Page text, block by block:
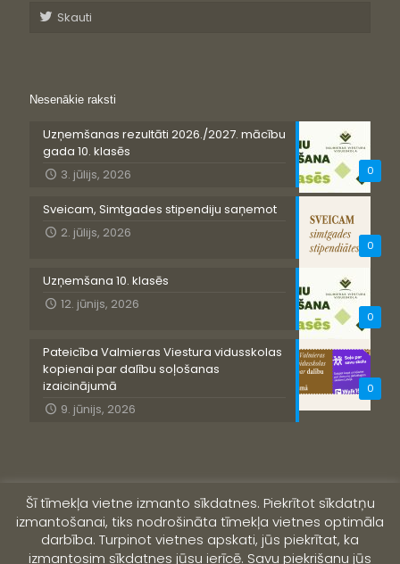
Skauti
Nesenākie raksti
0
Uzņemšanas rezultāti 2026./2027. mācību
gada 10. klasēs
3. jūlijs, 2026
0
Sveicam, Simtgades stipendiju saņemot
2. jūlijs, 2026
0
Uzņemšana 10. klasēs
12. jūnijs, 2026
0
Pateicība Valmieras Viestura vidusskolas
kopienai par dalību soļošanas
izaicinājumā
9. jūnijs, 2026
Šī tīmekļa vietne izmanto sīkdatnes. Piekrītot sīkdatņu
izmantošanai, tiks nodrošināta tīmekļa vietnes optimāla
darbība. Turpinot vietnes apskati, jūs piekrītat, ka
izmantosim sīkdatnes jūsu ierīcē. Savu piekrišanu jūs